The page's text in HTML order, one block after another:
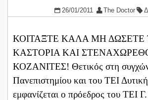
26/01/2011 The Doctor
ΚΟΙΤΑΞΤΕ ΚΑΛΑ ΜΗ ΔΩΣΕΤΕ
ΚΑΣΤΟΡΙΑ ΚΑΙ
ΚΟΖΑΝΙΤΕΣ! Θετικός στη
Πανεπιστημίου και του ΤΕΙ
εμφανίζεται ο πρόεδρος του ΤΕΙ